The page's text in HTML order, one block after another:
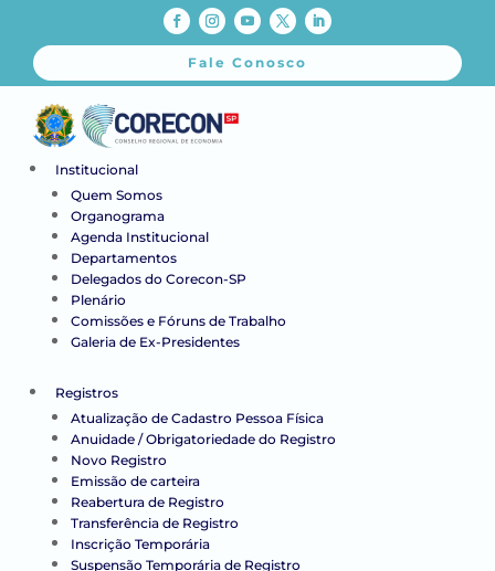
Fale Conosco
Institucional
Quem Somos
Organograma
Agenda Institucional
Departamentos
Delegados do Corecon-SP
Plenário
Comissões e Fóruns de Trabalho
Galeria de Ex-Presidentes
Registros
Atualização de Cadastro Pessoa Física
Anuidade / Obrigatoriedade do Registro
Novo Registro
Emissão de carteira
Reabertura de Registro
Transferência de Registro
Inscrição Temporária
Suspensão Temporária de Registro